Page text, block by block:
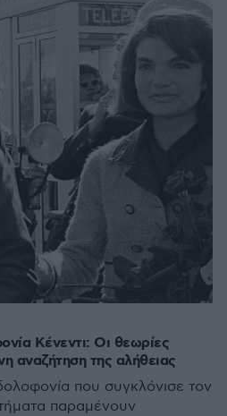
Κένεντι: Οι θεωρίες
αναζήτηση της αλήθειας
που συγκλόνισε τον
παραμένουν